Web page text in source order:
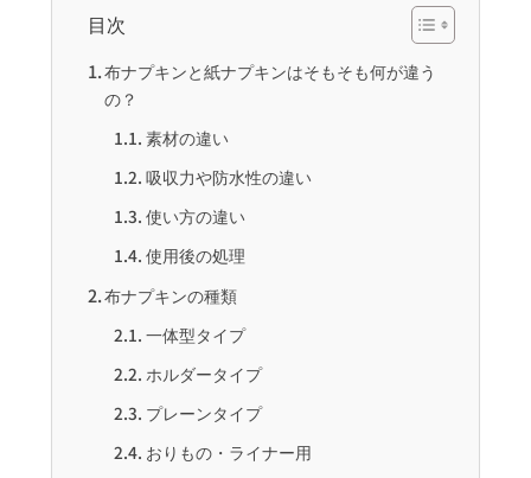
目次
布ナプキンと紙ナプキンはそもそも何が違う
の？
素材の違い
吸収力や防水性の違い
使い方の違い
使用後の処理
布ナプキンの種類
一体型タイプ
ホルダータイプ
プレーンタイプ
おりもの・ライナー用